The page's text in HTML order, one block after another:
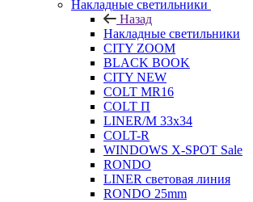
Накладные светильники
Назад
Накладные светильники
CITY ZOOM
BLACK BOOK
CITY NEW
COLT MR16
COLT П
LINER/М 33х34
COLT-R
WINDOWS X-SPOT Sale
RONDO
LINER световая линия
RONDO 25mm